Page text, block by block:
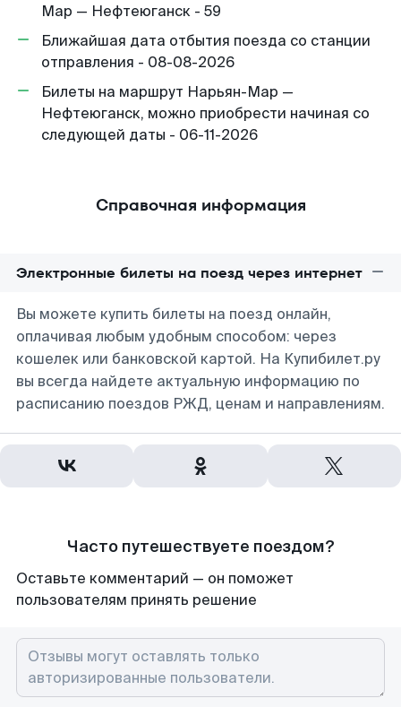
Мар — Нефтеюганск - 59
Ближайшая дата отбытия поезда со станции
отправления - 08-08-2026
Билеты на маршрут Нарьян-Мар —
Нефтеюганск, можно приобрести начиная со
следующей даты - 06-11-2026
Справочная информация
Электронные билеты на поезд через интернет
Вы можете купить билеты на поезд онлайн,
оплачивая любым удобным способом: через
кошелек или банковской картой. На Купибилет.ру
вы всегда найдете актуальную информацию по
расписанию поездов РЖД, ценам и направлениям.
Часто путешествуете поездом?
Оставьте комментарий — он поможет
пользователям принять решение